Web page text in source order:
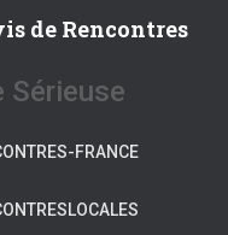
de Rencontres
Sérieuse
FRANCE